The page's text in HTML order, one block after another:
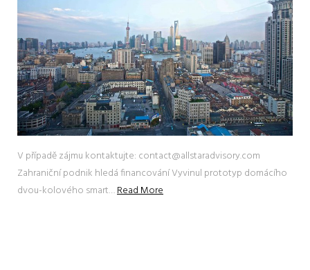
V případě zájmu kontaktujte: contact@allstaradvisory.com
Zahraniční podnik hledá financování Vyvinul prototyp domácího
dvou-kolového smart…Read More